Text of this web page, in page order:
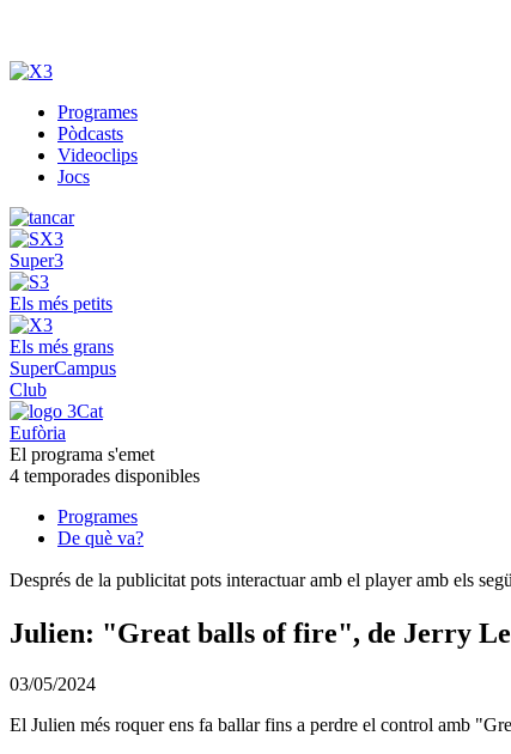
Programes
Pòdcasts
Videoclips
Jocs
Super3
Els més petits
Els més grans
SuperCampus
Club
Eufòria
El programa s'emet
4 temporades disponibles
Programes
De què va?
Després de la publicitat pots interactuar amb el player amb els
Julien: "Great balls of fire", de Jerry
03/05/2024
El Julien més roquer ens fa ballar fins a perdre el control amb